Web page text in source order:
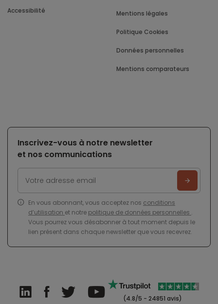
Accessibilité Mentions légales
Politique Cookies
Données personnelles
Mentions comparateurs
Inscrivez-vous à notre newsletter
et nos communications
En vous abonnant, vous acceptez nos conditions
d’utilisation et notre politique de données personnelles .
Vous pourrez vous désabonner à tout moment depuis le
lien présent dans chaque newsletter que vous recevrez.
(4.8/5 - 24851 avis)